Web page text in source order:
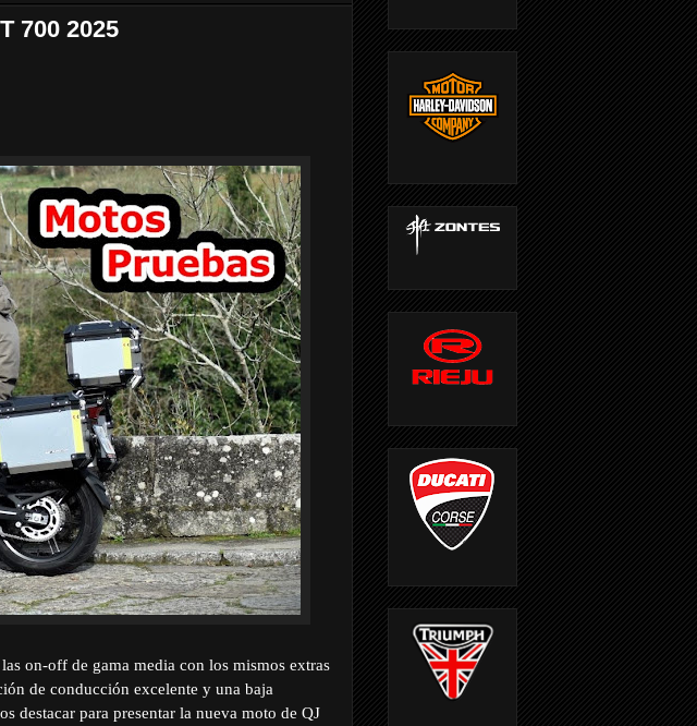
700 2025
on-off de gama media con los mismos extras
de conducción excelente y una baja
destacar para presentar la nueva moto de QJ